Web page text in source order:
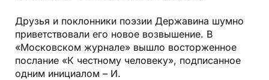
Друзья и поклонники поэзии Державина шумно
приветствовали его новое возвышение. В
«Московском журнале» вышло восторженное
послание «К честному человеку», подписанное
одним инициалом – И.